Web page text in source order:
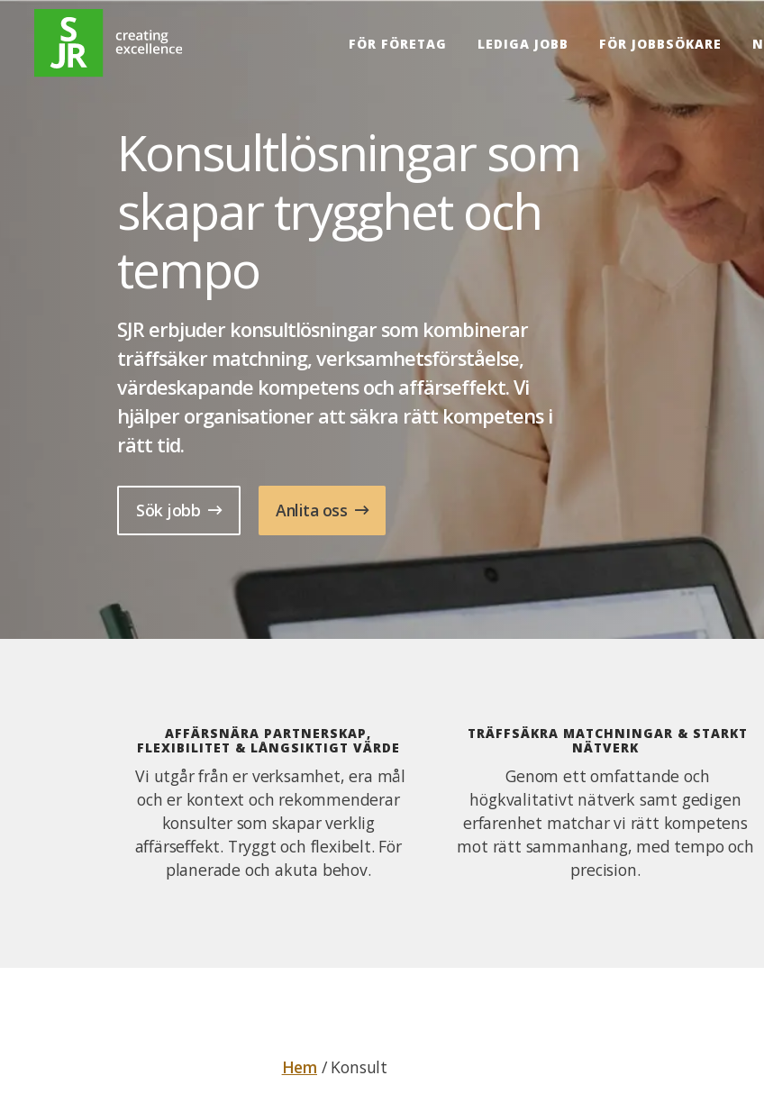
Hoppa till innehåll
FÖR FÖRETAG LEDIGA JOBB FÖR JOBBSÖKARE
Konsultlösningar som
skapar trygghet och
tempo
SJR erbjuder konsultlösningar som kombinerar
träffsäker matchning, verksamhetsförståelse,
värdeskapande kompetens och affärseffekt. Vi
hjälper organisationer att säkra rätt kompetens i
rätt tid.
Sök jobb Anlita oss
AFFÄRSNÄRA PARTNERSKAP,
FLEXIBILITET & LÅNGSIKTIGT VÄRDE
Vi utgår från er verksamhet, era mål
och er kontext och rekommenderar
konsulter som skapar verklig
affärseffekt. Tryggt och flexibelt. För
planerade och akuta behov.
TRÄFFSÄKRA MATCHNINGAR & STARKT
NÄTVERK
Genom ett omfattande och
högkvalitativt nätverk samt gedigen
erfarenhet matchar vi rätt kompetens
mot rätt sammanhang, med tempo och
precision.
Hem / Konsult